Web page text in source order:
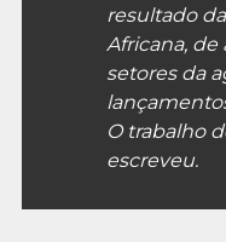
resultado
Africana, de
setores da
O trabalho
escreveu.